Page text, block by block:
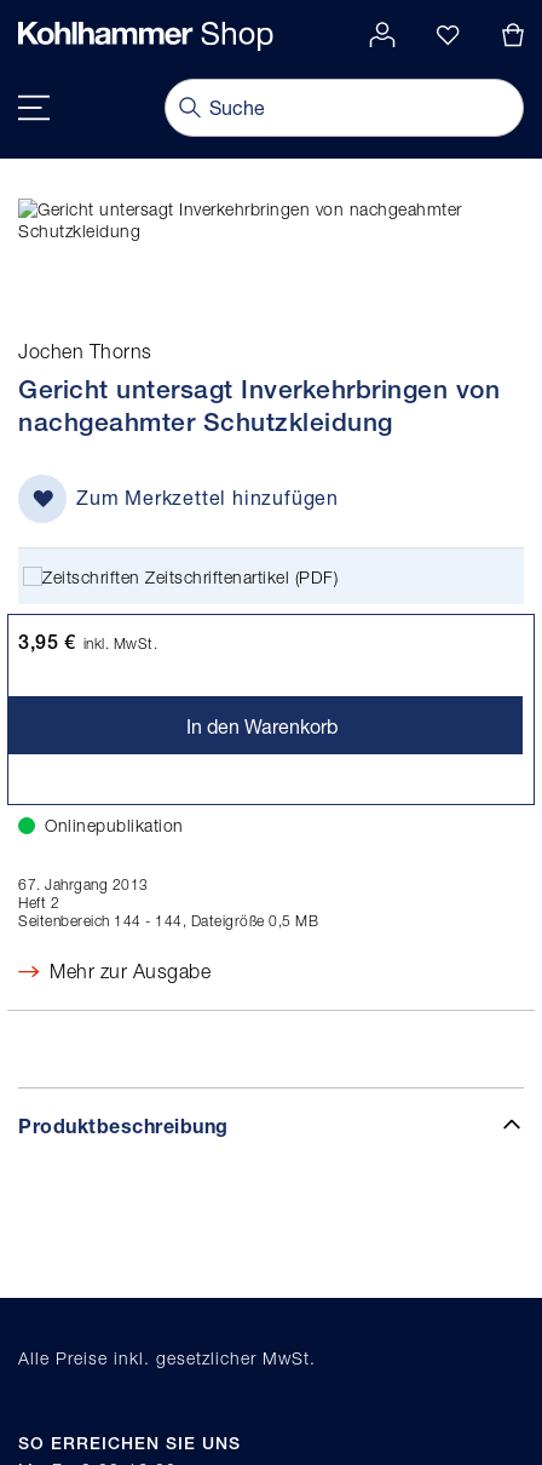
springen
Jochen Thorns
Gericht untersagt Inverkehrbringen von
nachgeahmter Schutzkleidung
Zum Merkzettel hinzufügen
Zeitschriftenartikel (PDF)
3,95 € inkl. MwSt.
In den Warenkorb
Onlinepublikation
67. Jahrgang 2013
Heft 2
Seitenbereich 144 - 144, Dateigröße 0,5 MB
Mehr zur Ausgabe
Produktbeschreibung
Alle Preise inkl. gesetzlicher MwSt.
SO ERREICHEN SIE UNS